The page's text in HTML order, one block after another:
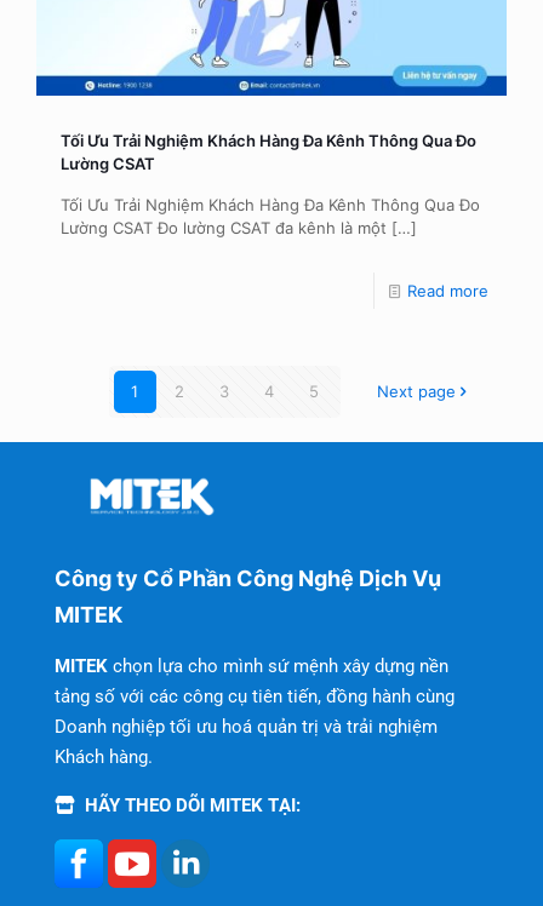
Tối Ưu Trải Nghiệm Khách Hàng Đa Kênh Thông Qua Đo
Lường CSAT
Tối Ưu Trải Nghiệm Khách Hàng Đa Kênh Thông Qua Đo
Lường CSAT Đo lường CSAT đa kênh là một […]
Read more
1 2 3 4 5 Next page
Công ty Cổ Phần Công Nghệ Dịch Vụ
MITEK
MITEK chọn lựa cho mình sứ mệnh xây dựng nền
tảng số với các công cụ tiên tiến, đồng hành cùng
Doanh nghiệp tối ưu hoá quản trị và trải nghiệm
Khách hàng.
HÃY THEO DÕI MITEK TẠI: